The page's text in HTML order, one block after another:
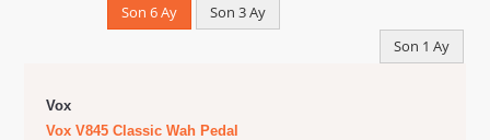
Son 6 Ay
Son 3 Ay
Son 1 Ay
Vox
Vox V845 Classic Wah Pedal